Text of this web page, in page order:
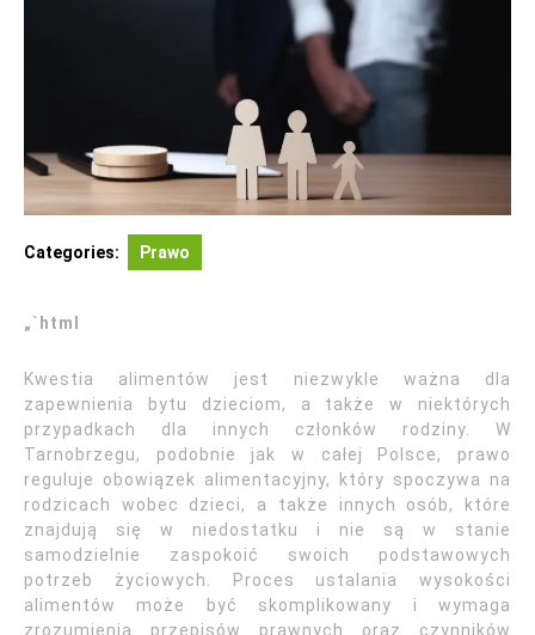
Categories: Prawo
„`html
Kwestia alimentów jest niezwykle ważna dla
zapewnienia bytu dzieciom, a także w niektórych
przypadkach dla innych członków rodziny. W
Tarnobrzegu, podobnie jak w całej Polsce, prawo
reguluje obowiązek alimentacyjny, który spoczywa na
rodzicach wobec dzieci, a także innych osób, które
znajdują się w niedostatku i nie są w stanie
samodzielnie zaspokoić swoich podstawowych
potrzeb życiowych. Proces ustalania wysokości
alimentów może być skomplikowany i wymaga
zrozumienia przepisów prawnych oraz czynników